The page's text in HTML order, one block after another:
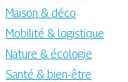
Maison & déco
Mobilité & logistique
Nature & écologie
Santé & bien-être